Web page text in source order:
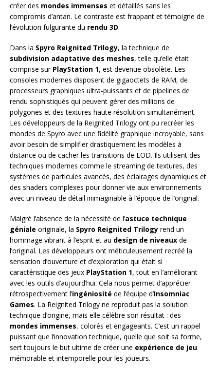
créer des mondes immenses et détaillés sans les
compromis d’antan. Le contraste est frappant et témoigne de
l’évolution fulgurante du rendu 3D.
Dans la Spyro Reignited Trilogy, la technique de
subdivision adaptative des meshes, telle qu’elle était
comprise sur PlayStation 1, est devenue obsolète. Les
consoles modernes disposent de gigaoctets de RAM, de
processeurs graphiques ultra-puissants et de pipelines de
rendu sophistiqués qui peuvent gérer des millions de
polygones et des textures haute résolution simultanément.
Les développeurs de la Reignited Trilogy ont pu recréer les
mondes de Spyro avec une fidélité graphique incroyable, sans
avoir besoin de simplifier drastiquement les modèles à
distance ou de cacher les transitions de LOD. Ils utilisent des
techniques modernes comme le streaming de textures, des
systèmes de particules avancés, des éclairages dynamiques et
des shaders complexes pour donner vie aux environnements
avec un niveau de détail inimaginable à l’époque de l’original.
Malgré l’absence de la nécessité de l’astuce technique
géniale originale, la Spyro Reignited Trilogy rend un
hommage vibrant à l’esprit et au design de niveaux de
l’original. Les développeurs ont méticuleusement recréé la
sensation d’ouverture et d’exploration qui était si
caractéristique des jeux PlayStation 1, tout en l’améliorant
avec les outils d’aujourd’hui. Cela nous permet d’apprécier
rétrospectivement l’ingéniosité de l’équipe d’Insomniac
Games. La Reignited Trilogy ne reproduit pas la solution
technique d’origine, mais elle célèbre son résultat : des
mondes immenses, colorés et engageants. C’est un rappel
puissant que l’innovation technique, quelle que soit sa forme,
sert toujours le but ultime de créer une expérience de jeu
mémorable et intemporelle pour les joueurs.